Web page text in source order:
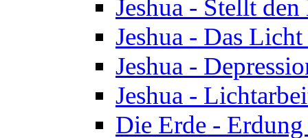
Jeshua - Stellt
Jeshua - Das
Jeshua -
Jeshua -
Die Erde -